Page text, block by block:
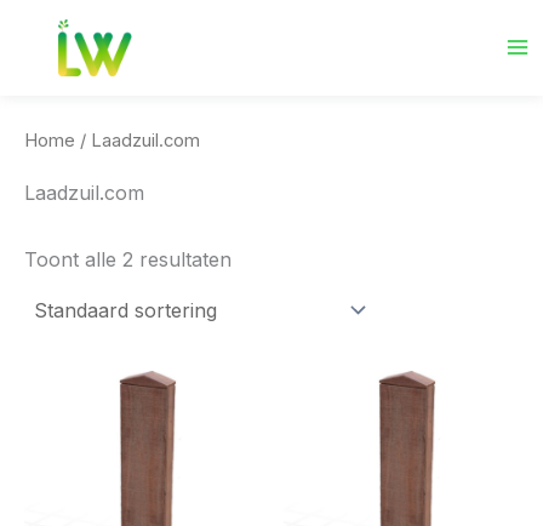
Home / Laadzuil.com
Laadzuil.com
Toont alle 2 resultaten